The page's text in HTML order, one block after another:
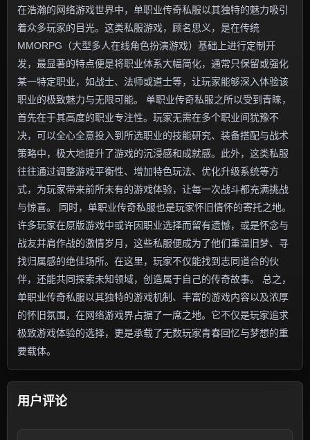
在浩瀚的网络游戏世界中，单职业传奇私服以其独特的魅力吸引
着众多玩家的目光。这类私服游戏，顾名思义，是在传统
MMORPG（大型多人在线角色扮演游戏）基础上进行定制开
发，最显著的特点便是将职业体系大幅简化，通常只保留或强化
某一特定职业，如战士、法师或道士等，让玩家能够深入体验该
职业的极致魅力与无限可能。 单职业传奇私服之所以受到青睐，
首先在于其高度的职业专注性。玩家无需在多个职业间犹豫不
决，可以全心全意投入到所选职业的技能研究、装备搭配与战术
策略中，极大地提升了游戏的沉浸感和成就感。此外，这类私服
往往通过调整游戏平衡性、增加特色玩法、优化升级系统等方
式，为玩家带来前所未有的游戏体验，让每一次战斗都充满挑战
与惊喜。 同时，单职业传奇私服也是玩家怀旧情怀的寄托之地。
许多玩家在原版游戏中或许因职业选择而留有遗憾，或是怀念与
战友并肩作战的激情岁月，这些私服便成为了他们重温旧梦、寻
找归属感的绝佳场所。在这里，玩家不仅能找到志同道合的伙
伴，还能共同探索未知领域，创造属于自己的传奇故事。 总之，
单职业传奇私服以其独特的游戏机制、丰富的游戏内容以及浓厚
的怀旧氛围，在网络游戏界占据了一席之地。它不仅是玩家追求
极致游戏体验的选择，更是承载了无数玩家青春回忆与梦想的重
要载体。
用户评论